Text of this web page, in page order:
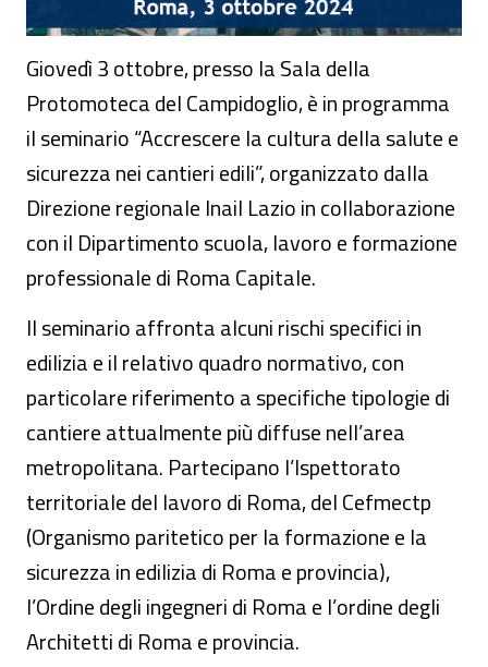
Giovedì 3 ottobre, presso la Sala della
Protomoteca del Campidoglio, è in programma
il seminario “Accrescere la cultura della salute e
sicurezza nei cantieri edili”, organizzato dalla
Direzione regionale Inail Lazio in collaborazione
con il Dipartimento scuola, lavoro e formazione
professionale di Roma Capitale.
Il seminario affronta alcuni rischi specifici in
edilizia e il relativo quadro normativo, con
particolare riferimento a specifiche tipologie di
cantiere attualmente più diffuse nell’area
metropolitana. Partecipano l’Ispettorato
territoriale del lavoro di Roma, del Cefmectp
(Organismo paritetico per la formazione e la
sicurezza in edilizia di Roma e provincia),
l’Ordine degli ingegneri di Roma e l’ordine degli
Architetti di Roma e provincia.